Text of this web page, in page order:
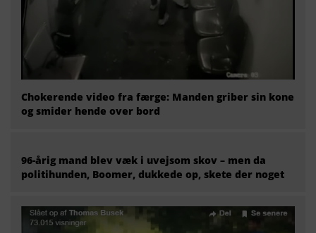
Chokerende video fra færge: Manden griber sin kone
og smider hende over bord
96-årig mand blev væk i uvejsom skov – men da
politihunden, Boomer, dukkede op, skete der noget